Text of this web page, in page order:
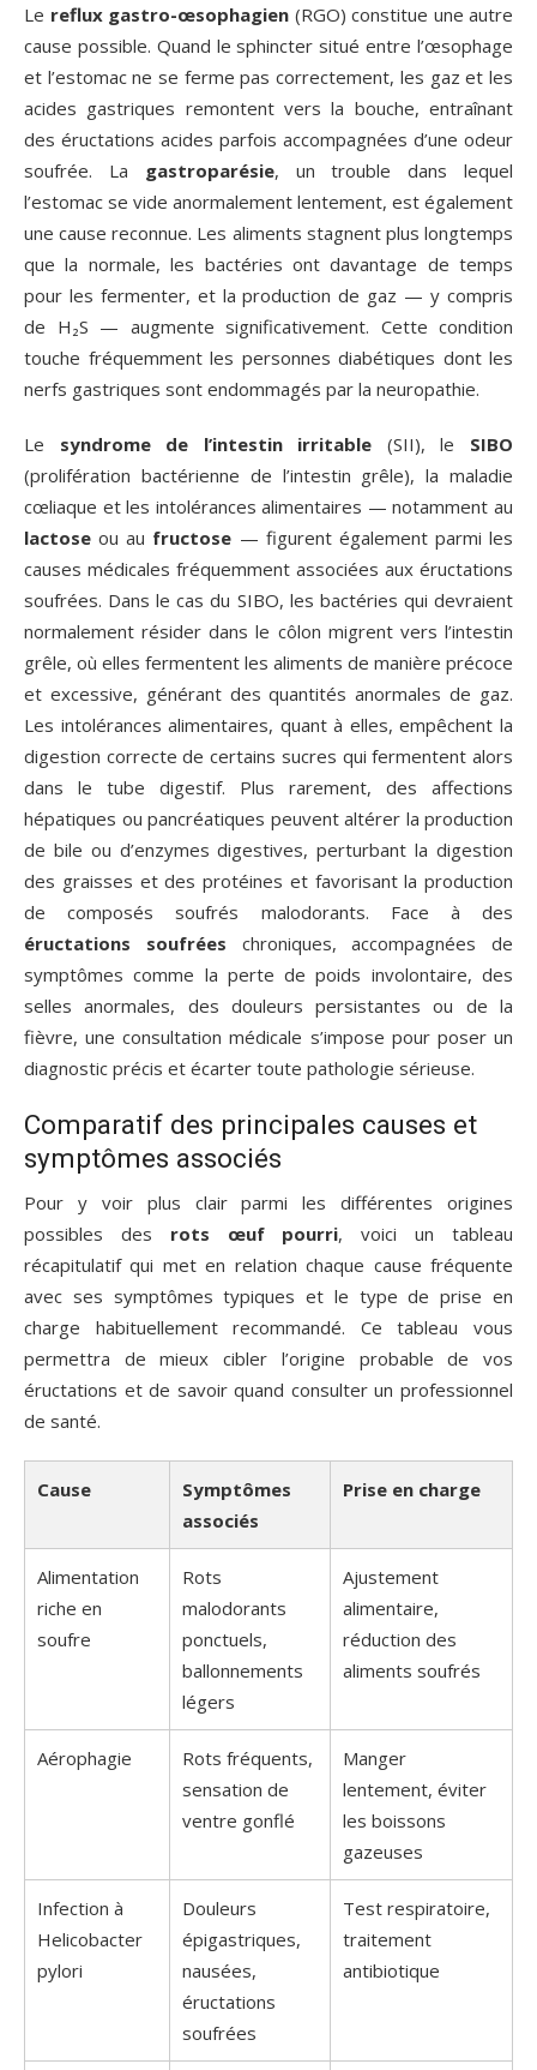
Le reflux gastro-œsophagien (RGO) constitue une autre
cause possible. Quand le sphincter situé entre l’œsophage
et l’estomac ne se ferme pas correctement, les gaz et les
acides gastriques remontent vers la bouche, entraînant
des éructations acides parfois accompagnées d’une odeur
soufrée. La gastroparésie, un trouble dans lequel
l’estomac se vide anormalement lentement, est également
une cause reconnue. Les aliments stagnent plus longtemps
que la normale, les bactéries ont davantage de temps
pour les fermenter, et la production de gaz — y compris
de H₂S — augmente significativement. Cette condition
touche fréquemment les personnes diabétiques dont les
nerfs gastriques sont endommagés par la neuropathie.
Le syndrome de l’intestin irritable (SII), le SIBO
(prolifération bactérienne de l’intestin grêle), la maladie
cœliaque et les intolérances alimentaires — notamment au
lactose ou au fructose — figurent également parmi les
causes médicales fréquemment associées aux éructations
soufrées. Dans le cas du SIBO, les bactéries qui devraient
normalement résider dans le côlon migrent vers l’intestin
grêle, où elles fermentent les aliments de manière précoce
et excessive, générant des quantités anormales de gaz.
Les intolérances alimentaires, quant à elles, empêchent la
digestion correcte de certains sucres qui fermentent alors
dans le tube digestif. Plus rarement, des affections
hépatiques ou pancréatiques peuvent altérer la production
de bile ou d’enzymes digestives, perturbant la digestion
des graisses et des protéines et favorisant la production
de composés soufrés malodorants. Face à des
éructations soufrées chroniques, accompagnées de
symptômes comme la perte de poids involontaire, des
selles anormales, des douleurs persistantes ou de la
fièvre, une consultation médicale s’impose pour poser un
diagnostic précis et écarter toute pathologie sérieuse.
Comparatif des principales causes et
symptômes associés
Pour y voir plus clair parmi les différentes origines
possibles des rots œuf pourri, voici un tableau
récapitulatif qui met en relation chaque cause fréquente
avec ses symptômes typiques et le type de prise en
charge habituellement recommandé. Ce tableau vous
permettra de mieux cibler l’origine probable de vos
éructations et de savoir quand consulter un professionnel
de santé.
Cause
Symptômes
associés
Prise en charge
Alimentation
riche en
soufre
Rots
malodorants
ponctuels,
ballonnements
légers
Ajustement
alimentaire,
réduction des
aliments soufrés
Aérophagie
Rots fréquents,
sensation de
ventre gonflé
Manger
lentement, éviter
les boissons
gazeuses
Infection à
Helicobacter
pylori
Douleurs
épigastriques,
nausées,
éructations
soufrées
Test respiratoire,
traitement
antibiotique